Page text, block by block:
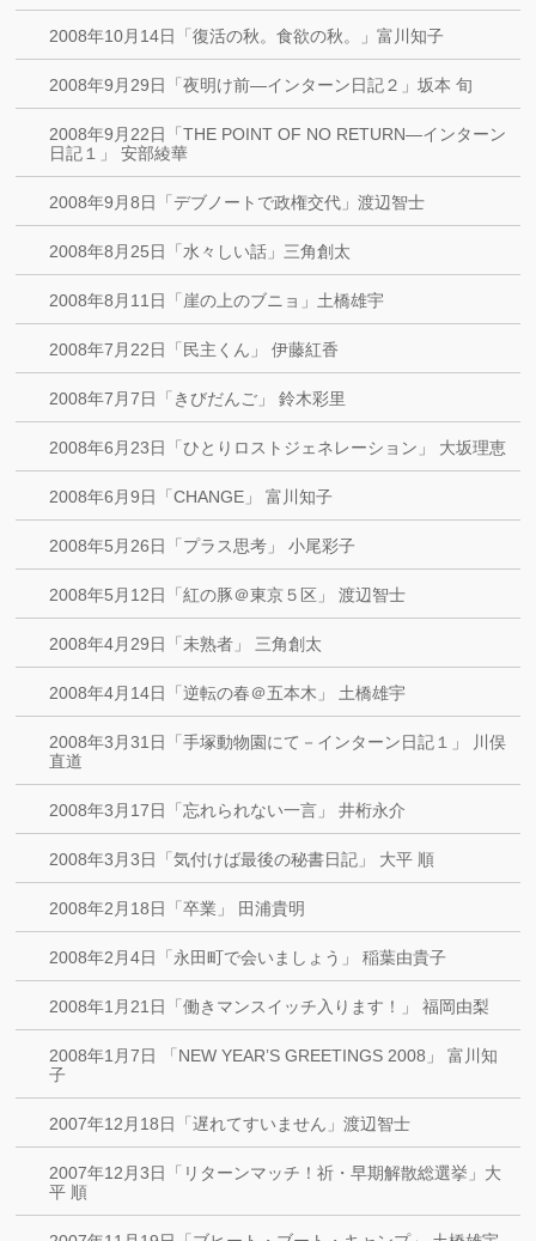
2008年10月14日「復活の秋。食欲の秋。」富川知子
2008年9月29日「夜明け前―インターン日記２」坂本 旬
2008年9月22日「THE POINT OF NO RETURN―インターン
日記１」 安部綾華
2008年9月8日「デブノートで政権交代」渡辺智士
2008年8月25日「水々しい話」三角創太
2008年8月11日「崖の上のブニョ」土橋雄宇
2008年7月22日「民主くん」 伊藤紅香
2008年7月7日「きびだんご」 鈴木彩里
2008年6月23日「ひとりロストジェネレーション」 大坂理恵
2008年6月9日「CHANGE」 富川知子
2008年5月26日「プラス思考」 小尾彩子
2008年5月12日「紅の豚＠東京５区」 渡辺智士
2008年4月29日「未熟者」 三角創太
2008年4月14日「逆転の春＠五本木」 土橋雄宇
2008年3月31日「手塚動物園にて－インターン日記１」 川俣
直道
2008年3月17日「忘れられない一言」 井桁永介
2008年3月3日「気付けば最後の秘書日記」 大平 順
2008年2月18日「卒業」 田浦貴明
2008年2月4日「永田町で会いましょう」 稲葉由貴子
2008年1月21日「働きマンスイッチ入ります！」 福岡由梨
2008年1月7日 「NEW YEAR’S GREETINGS 2008」 富川知
子
2007年12月18日「遅れてすいません」渡辺智士
2007年12月3日「リターンマッチ！祈・早期解散総選挙」大
平 順